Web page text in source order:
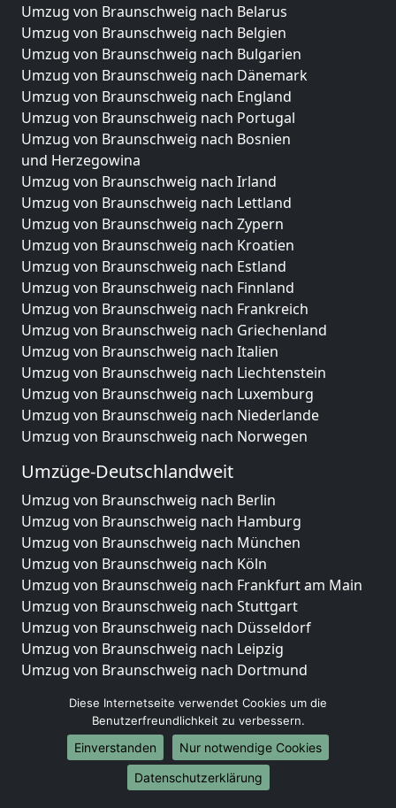
Umzug von Braunschweig nach Belarus
Umzug von Braunschweig nach Belgien
Umzug von Braunschweig nach Bulgarien
Umzug von Braunschweig nach Dänemark
Umzug von Braunschweig nach England
Umzug von Braunschweig nach Portugal
Umzug von Braunschweig nach Bosnien
und Herzegowina
Umzug von Braunschweig nach Irland
Umzug von Braunschweig nach Lettland
Umzug von Braunschweig nach Zypern
Umzug von Braunschweig nach Kroatien
Umzug von Braunschweig nach Estland
Umzug von Braunschweig nach Finnland
Umzug von Braunschweig nach Frankreich
Umzug von Braunschweig nach Griechenland
Umzug von Braunschweig nach Italien
Umzug von Braunschweig nach Liechtenstein
Umzug von Braunschweig nach Luxemburg
Umzug von Braunschweig nach Niederlande
Umzug von Braunschweig nach Norwegen
Umzüge-Deutschlandweit
Umzug von Braunschweig nach Berlin
Umzug von Braunschweig nach Hamburg
Umzug von Braunschweig nach München
Umzug von Braunschweig nach Köln
Umzug von Braunschweig nach Frankfurt am Main
Umzug von Braunschweig nach Stuttgart
Umzug von Braunschweig nach Düsseldorf
Umzug von Braunschweig nach Leipzig
Umzug von Braunschweig nach Dortmund
Umzug von Braunschweig nach Bremen
Umzug von Braunschweig nach Dresden
Umzug von Braunschweig nach Hannover
Umzug von Braunschweig nach Nürnberg
Umzug von Braunschweig nach Duisburg
Diese Internetseite verwendet Cookies um die
Benutzerfreundlichkeit zu verbessern.
Einverstanden
Nur notwendige Cookies
Datenschutzerklärung